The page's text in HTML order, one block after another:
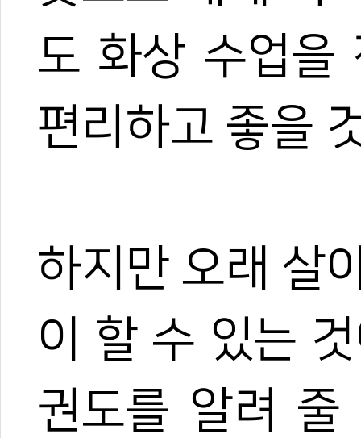
도 화상 수업을
편리하고 좋을
하지만 오래 살
이 할 수 있는
권도를 알려 줄